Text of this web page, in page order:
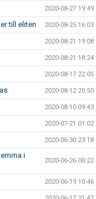
2020-08-27 19:49
till eliten 2020-08-25 16:03
2020-08-21 19:08
2020-08-21 18:24
2020-08-17 22:05
2020-08-12 20:50
2020-08-10 09:43
2020-07-21 01:02
2020-06-30 23:18
i
2020-06-26 00:22
2020-06-19 10:46